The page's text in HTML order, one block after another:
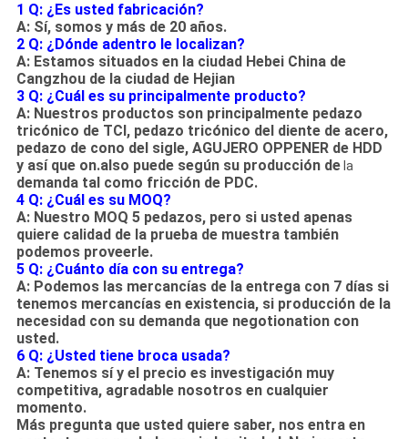
1 Q: ¿Es usted fabricación?
A: Sí, somos y más de 20 años.
2 Q: ¿Dónde adentro le localizan?
A: Estamos situados en la ciudad Hebei China de
Cangzhou de la ciudad de Hejian
3 Q: ¿Cuál es su principalmente producto?
A: Nuestros productos son principalmente pedazo
tricónico de TCI, pedazo tricónico del diente de acero,
pedazo de cono del sigle, AGUJERO OPPENER de HDD
y así que on.also puede según su producción dela
demanda tal como fricción de PDC.
4 Q: ¿Cuál es su MOQ?
A: Nuestro MOQ 5 pedazos, pero si usted apenas
quiere calidad de la prueba de muestra también
podemos proveerle.
5 Q: ¿Cuánto día con su entrega?
A: Podemos las mercancías de la entrega con 7 días si
tenemos mercancías en existencia, si producción de la
necesidad con su demanda que negotionation con
usted.
6 Q: ¿Usted tiene broca usada?
A: Tenemos sí y el precio es investigación muy
competitiva, agradable nosotros en cualquier
momento.
Más pregunta que usted quiere saber, nos entra en